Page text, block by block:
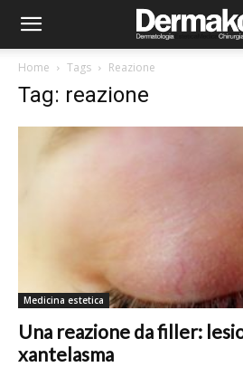
Home Tags Reazione
Tag: reazione
Medicina estetica
Una reazione da filler:
xantelasma